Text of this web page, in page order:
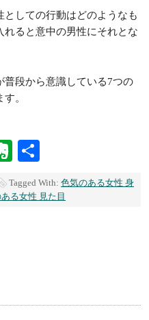
しての行動はどのようなも
ると意中の男性にそれとな
普段から意識している7つの
。
Evernote
Tagged With: 色気のある女性 身
る女性 見た目